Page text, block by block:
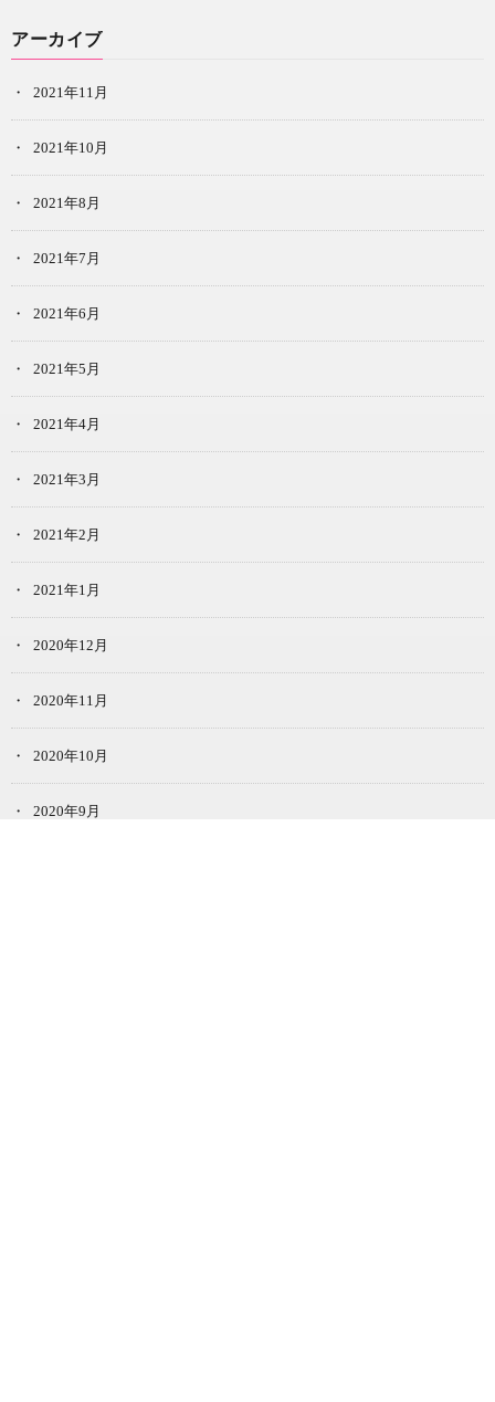
アーカイブ
2021年11月
2021年10月
2021年8月
2021年7月
2021年6月
2021年5月
2021年4月
2021年3月
2021年2月
2021年1月
2020年12月
2020年11月
2020年10月
2020年9月